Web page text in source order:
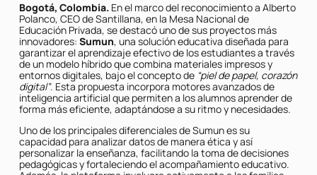
Bogotá, Colombia.En el marco del reconocimiento a Alberto
Polanco, CEO de Santillana, en la Mesa Nacional de
Educación Privada, se destacó uno de sus proyectos más
innovadores: Sumun, una solución educativa diseñada para
garantizar el aprendizaje efectivo de los estudiantes a través
de un modelo híbrido que combina materiales impresos y
entornos digitales, bajo el concepto de “piel de papel, corazón
digital”. Esta propuesta incorpora motores avanzados de
inteligencia artificial que permiten a los alumnos aprender de
forma más eficiente, adaptándose a su ritmo y necesidades.
Uno de los principales diferenciales de Sumun es su
capacidad para analizar datos de manera ética y así
personalizar la enseñanza, facilitando la toma de decisiones
pedagógicas y fortaleciendo el acompañamiento educativo.